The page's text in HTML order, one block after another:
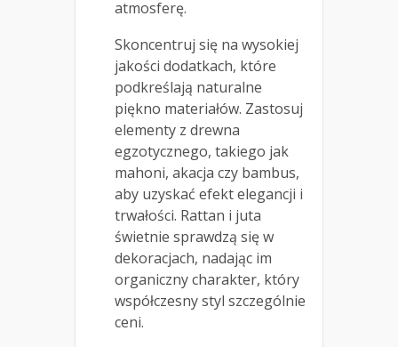
atmosferę.
Skoncentruj się na wysokiej
jakości dodatkach, które
podkreślają naturalne
piękno materiałów. Zastosuj
elementy z drewna
egzotycznego, takiego jak
mahoni, akacja czy bambus,
aby uzyskać efekt elegancji i
trwałości. Rattan i juta
świetnie sprawdzą się w
dekoracjach, nadając im
organiczny charakter, który
współczesny styl szczególnie
ceni.